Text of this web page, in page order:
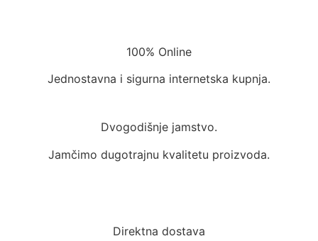
100% Online
Jednostavna i sigurna internetska kupnja.
Dvogodišnje jamstvo.
Jamčimo dugotrajnu kvalitetu proizvoda.
Direktna dostava